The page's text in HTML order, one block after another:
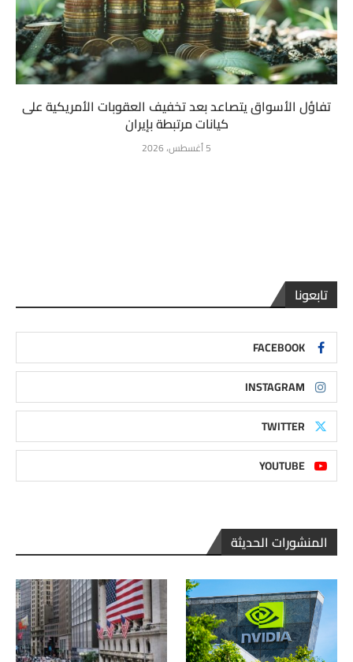
تفاؤل الأسواق يتصاعد بعد تخفيف العقوبات الأمريكية على
كيانات مرتبطة بإيران
5 أغسطس، 2026
تابعونا
FACEBOOK
INSTAGRAM
TWITTER
YOUTUBE
المنشورات الحديثة